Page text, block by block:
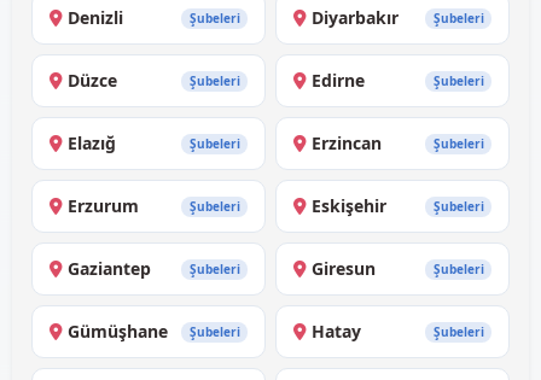
Denizli Şubeleri Diyarbakır Şubeleri
Düzce Şubeleri Edirne Şubeleri
Elazığ Şubeleri Erzincan Şubeleri
Erzurum Şubeleri Eskişehir Şubeleri
Gaziantep Şubeleri Giresun Şubeleri
Gümüşhane Şubeleri Hatay Şubeleri